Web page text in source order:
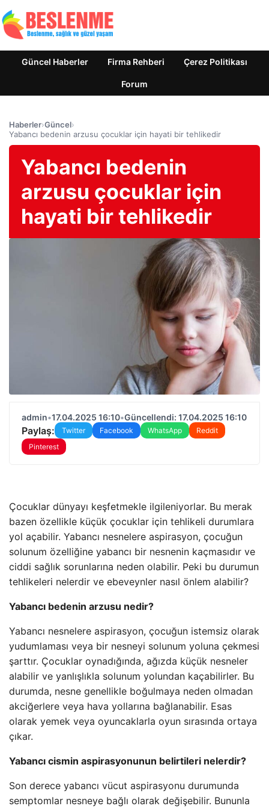
Güncel Haberler Firma Rehberi Çerez Politikası
Forum
Haberler›Güncel›
Yabancı bedenin arzusu çocuklar için hayati bir tehlikedir
Yabancı bedenin
arzusu çocuklar için
hayati bir tehlikedir
admin•17.04.2025 16:10•Güncellendi: 17.04.2025 16:10
Paylaş: Twitter Facebook WhatsApp
Reddit
Pinterest
Çocuklar dünyayı keşfetmekle ilgileniyorlar. Bu merak
bazen özellikle küçük çocuklar için tehlikeli durumlara
yol açabilir. Yabancı nesnelere aspirasyon, çocuğun
solunum özelliğine yabancı bir nesnenin kaçmasıdır ve
ciddi sağlık sorunlarına neden olabilir. Peki bu durumun
tehlikeleri nelerdir ve ebeveynler nasıl önlem alabilir?
Yabancı bedenin arzusu nedir?
Yabancı nesnelere aspirasyon, çocuğun istemsiz olarak
yudumlaması veya bir nesneyi solunum yoluna çekmesi
şarttır. Çocuklar oynadığında, ağızda küçük nesneler
alabilir ve yanlışlıkla solunum yolundan kaçabilirler. Bu
durumda, nesne genellikle boğulmaya neden olmadan
akciğerlere veya hava yollarına bağlanabilir. Esas
olarak yemek veya oyuncaklarla oyun sırasında ortaya
çıkar.
Yabancı cismin aspirasyonunun belirtileri nelerdir?
Son derece yabancı vücut aspirasyonu durumunda
semptomlar nesneye bağlı olarak değişebilir. Bununla